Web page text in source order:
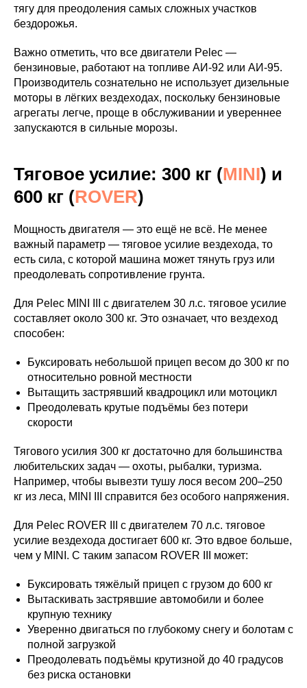
тягу для преодоления самых сложных участков
бездорожья.
Важно отметить, что все двигатели Pelec —
бензиновые, работают на топливе АИ-92 или АИ-95.
Производитель сознательно не использует дизельные
моторы в лёгких вездеходах, поскольку бензиновые
агрегаты легче, проще в обслуживании и увереннее
запускаются в сильные морозы.
Тяговое усилие: 300 кг (MINI) и
600 кг (ROVER)
Мощность двигателя — это ещё не всё. Не менее
важный параметр — тяговое усилие вездехода, то
есть сила, с которой машина может тянуть груз или
преодолевать сопротивление грунта.
Для Pelec MINI III с двигателем 30 л.с. тяговое усилие
составляет около 300 кг. Это означает, что вездеход
способен:
Буксировать небольшой прицеп весом до 300 кг по
относительно ровной местности
Вытащить застрявший квадроцикл или мотоцикл
Преодолевать крутые подъёмы без потери
скорости
Тягового усилия 300 кг достаточно для большинства
любительских задач — охоты, рыбалки, туризма.
Например, чтобы вывезти тушу лося весом 200–250
кг из леса, MINI III справится без особого напряжения.
Для Pelec ROVER III с двигателем 70 л.с. тяговое
усилие вездехода достигает 600 кг. Это вдвое больше,
чем у MINI. С таким запасом ROVER III может:
Буксировать тяжёлый прицеп с грузом до 600 кг
Вытаскивать застрявшие автомобили и более
крупную технику
Уверенно двигаться по глубокому снегу и болотам с
полной загрузкой
Преодолевать подъёмы крутизной до 40 градусов
без риска остановки